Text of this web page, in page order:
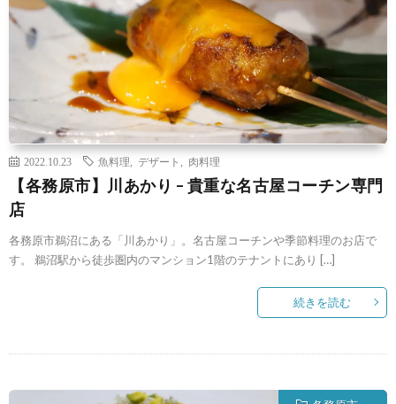
2022.10.23 魚料理 デザート 肉料理
【各務原市】川あかり – 貴重な名古屋コーチン専門
店
各務原市鵜沼にある「川あかり」。名古屋コーチンや季節料理のお店で
す。 鵜沼駅から徒歩圏内のマンション1階のテナントにあり […]
続きを読む